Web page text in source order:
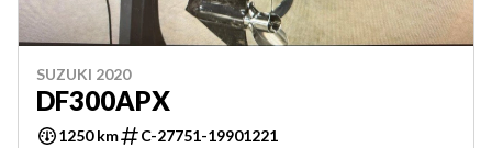
SUZUKI 2020
DF300APX
1250 km C-27751-19901221